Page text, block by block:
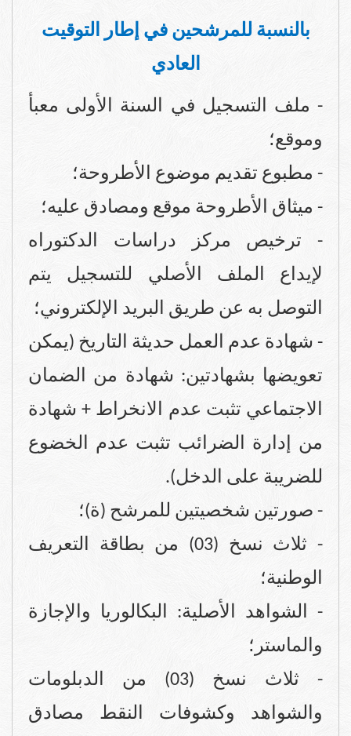
بالنسبة للمرشحين في إطار التوقيت
العادي
- ملف التسجيل في السنة الأولى معبأ
وموقع؛
- مطبوع تقديم موضوع الأطروحة؛
- ميثاق الأطروحة موقع ومصادق عليه؛
- ترخيص مركز دراسات الدكتوراه
لإيداع الملف الأصلي للتسجيل يتم
التوصل به عن طريق البريد الإلكتروني؛
- شهادة عدم العمل حديثة التاريخ (يمكن
تعويضها بشهادتين: شهادة من الضمان
الاجتماعي تثبت عدم الانخراط + شهادة
من إدارة الضرائب تثبت عدم الخضوع
للضريبة على الدخل).
- صورتين شخصيتين للمرشح (ة)؛
- ثلاث نسخ (03) من
بطاقة التعريف
الوطنية؛
- الشواهد الأصلية: البكالوريا والإجازة
والماستر؛
- ثلاث نسخ (03) من الدبلومات
والشواهد وكشوفات النقط مصادق